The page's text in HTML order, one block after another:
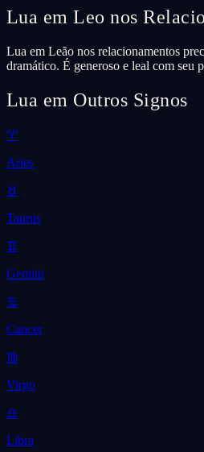
Lua em Leo nos
Lua em Leão nos relacionamentos
dramático. É generoso e leal com seu
Lua em Outros Signos
♈
Aries
♉
Taurus
♊
Gemini
♋
Cancer
♍
Virgo
♎
Libra